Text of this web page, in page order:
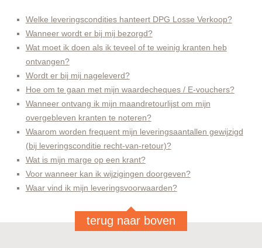
Welke leveringscondities hanteert DPG Losse Verkoop?
Wanneer wordt er bij mij bezorgd?
Wat moet ik doen als ik teveel of te weinig kranten heb
ontvangen?
Wordt er bij mij nageleverd?
Hoe om te gaan met mijn waardecheques / E-vouchers?
Wanneer ontvang ik mijn maandretourlijst om mijn
overgebleven kranten te noteren?
Waarom worden frequent mijn leveringsaantallen gewijzigd
(bij leveringsconditie recht-van-retour)?
Wat is mijn marge op een krant?
Voor wanneer kan ik wijzigingen doorgeven?
Waar vind ik mijn leveringsvoorwaarden?
terug naar boven